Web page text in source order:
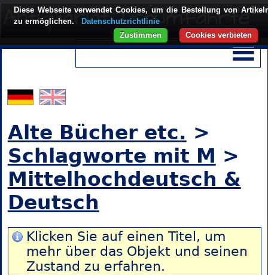
Alte Bücher etc. >
Schlagworte mit M >
Mittelhochdeutsch &
Deutsch
Klicken Sie auf einen Titel, um
mehr über das Objekt und seinen
Zustand zu erfahren.
Diese Webseite verwendet Cookies, um die Bestellung von
zu ermöglichen.
Datenschutzrichtlinie
Cookies verbieten
Zustimmen